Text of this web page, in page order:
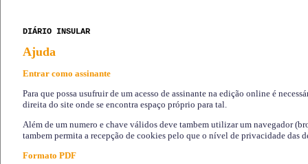
DIÁRIO INSULAR
Ajuda
Entrar como assinante
Para que possa usufruir de um acesso de assinante na edição online é
direita do site onde se encontra espaço próprio para tal.
Além de um numero e chave válidos deve tambem utilizar um navegador
tambem permita a recepção de cookies pelo que o nível de privacidade das
Formato PDF